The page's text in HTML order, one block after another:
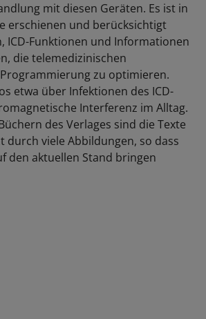
mit diesen Geräten. Es ist in
erschienen und berücksichtigt
ICD-Funktionen und Informationen
die telemedizinischen
zu optimieren.
etwa über Infektionen des ICD-
Interferenz im Alltag.
des Verlages sind die Texte
durch viele Abbildungen, so dass
den aktuellen Stand bringen